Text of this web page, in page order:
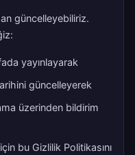
güncelleyebiliriz.
yayınlayarak
güncelleyerek
üzerinden bildirim
bu Gizlilik Politikasını